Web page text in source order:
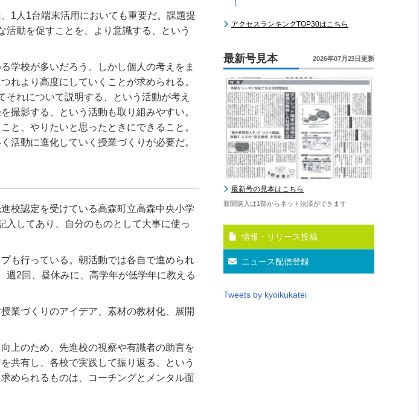
1 人 1台端末活用においても重要だ。課題提
活動を促すことを、より意識する、という
学校が多いだろう。しかし個人の考えをま
れより高度にしていくことが求められる。
れについて説明する、という活動が考え
撮影する、という活動も取り組みやすい。
と、やりたいと思ったときにできること。
活動に進化していく授業づくりが必要だ。
校認定を受けている高森町立高森中央小学
入してあり、自分のものとして大事に使っ
も行っている。朝活動では各自で進められ
週 2回、昼休みに、高学年が低学年に教える
業づくりのアイデア、素材の教材化、展開
上のため、先進校の視察や有識者の助言を
共有し、各校で実践して振り返る、という
められるものは、コーチングとメンタル面
アクセスランキングTOP30はこちら
最新号見本 2026年07月23日更新
最新号の見本はこちら
新聞購入は1部からネット決済ができます
情報・リリース投稿
ニュース配信登録
Tweets by kyoikukatei